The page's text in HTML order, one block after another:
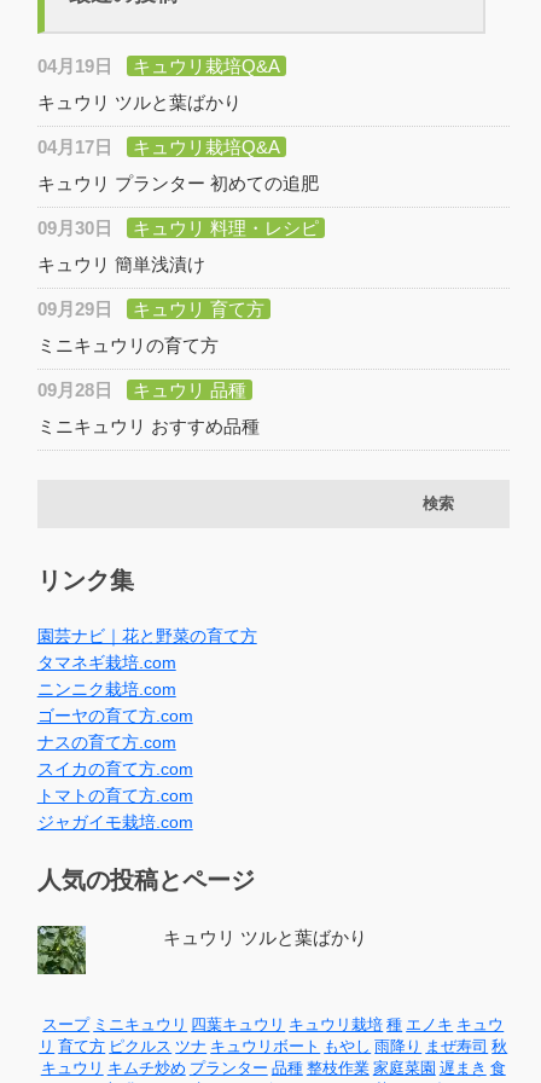
04月19日
キュウリ栽培Q&A
キュウリ ツルと葉ばかり
04月17日
キュウリ栽培Q&A
キュウリ プランター 初めての追肥
09月30日
キュウリ 料理・レシピ
キュウリ 簡単浅漬け
09月29日
キュウリ 育て方
ミニキュウリの育て方
09月28日
キュウリ 品種
ミニキュウリ おすすめ品種
リンク集
園芸ナビ｜花と野菜の育て方
タマネギ栽培.com
ニンニク栽培.com
ゴーヤの育て方.com
ナスの育て方.com
スイカの育て方.com
トマトの育て方.com
ジャガイモ栽培.com
人気の投稿とページ
キュウリ ツルと葉ばかり
スープ ミニキュウリ 四葉キュウリ キュウリ栽培 種 エノキ キュウ
リ 育て方 ピクルス ツナ キュウリボート もやし 雨降り まぜ寿司 秋
キュウリ キムチ炒め プランター 品種 整枝作業 家庭菜園 遅まき 食